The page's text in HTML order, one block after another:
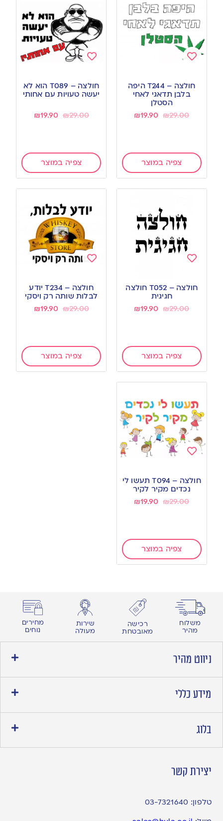
to
wishlist
חולצה – T244 היפה
בלבן תדאגי לאחי
הסטלן
₪29.00
₪19.90
צפיה במוצר
to
wishlist
חולצה – T089 הוא לא
יעשה טעויות עם אחותי
₪29.00
₪19.90
צפיה במוצר
to
חולצה – T052 חולצה
חגיגית
₪29.00
₪19.90
צפיה במוצר
to
wishlist
חולצה – T234 יודע
לבלות שותה רק ויסקי
₪29.00
₪19.90
צפיה במוצר
to
wishlist
חולצה – T094 תעשו לי
נכדים מקיר לקיר
₪29.00
₪19.90
צפיה במוצר
משלוח
מהיר
רכישה
מאובטחת
שירות
מעולה
מחירים
נוחים
ניווט מהיר
מידע כללי
בלוג
יצירת קשר
טלפון: 03-7321640